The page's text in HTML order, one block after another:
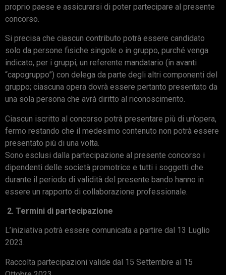
proprio paese e assicurarsi di poter partecipare al presente
concorso.
Si precisa che ciascun contributo potrà essere candidato
solo da persone fisiche singole o in gruppo, purché venga
indicato, per i gruppi, un referente mandatario (in avanti
“capogruppo”) con delega da parte degli altri componenti del
gruppo; ciascuna opera dovrà essere pertanto presentato da
una sola persona che avrà diritto al riconoscimento.
Ciascun iscritto al concorso potrà presentare più di un’opera,
fermo restando che il medesimo contenuto non potrà essere
presentato più di una volta.
Sono esclusi dalla partecipazione al presente concorso i
dipendenti delle società promotrice e tutti i soggetti che
durante il periodo di validità del presente bando hanno in
essere un rapporto di collaborazione professionale.
2. Termini di partecipazione
L’iniziativa potrà essere comunicata a partire dal 13 Luglio
2023.
Raccolta partecipazioni valide dal 15 Settembre al 15